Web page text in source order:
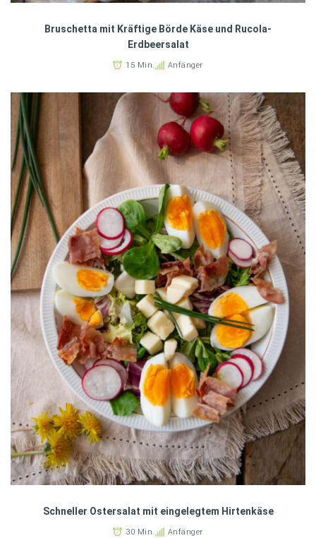
Bruschetta mit Kräftige Börde Käse und Rucola-
Erdbeersalat
15 Min. Anfänger
Schneller Ostersalat mit eingelegtem Hirtenkäse
30 Min. Anfänger